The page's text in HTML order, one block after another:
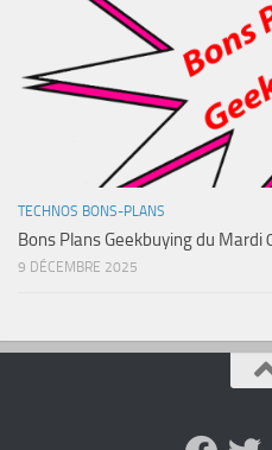
TECHNOS BONS-PLANS
Bons Plans Geekbuying du Mardi
9 DÉCEMBRE 2025